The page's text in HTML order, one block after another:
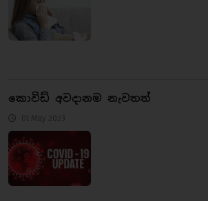
කොවිඩ් අවදානම නැවතත්
01 May 2023